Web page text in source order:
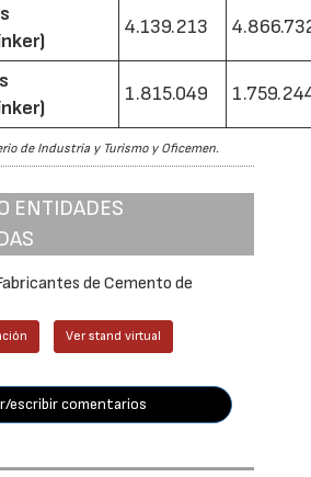
4.139.213
1.815.049
de Industria y Turismo y Oficemen.
ENTIDADES
de Cemento de
Ver stand virtual
escribir comentarios